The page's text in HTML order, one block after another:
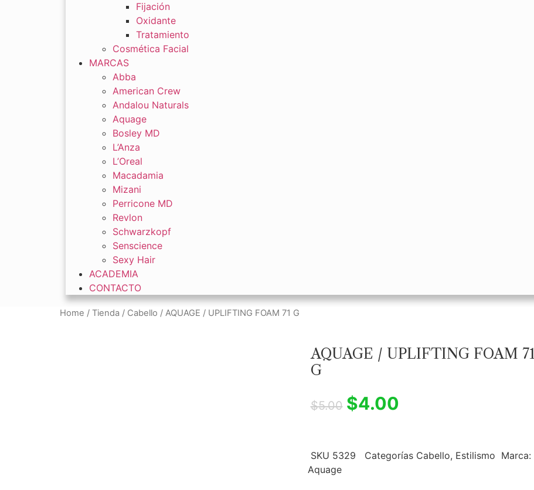
Fijación
Oxidante
Tratamiento
Cosmética Facial
MARCAS
Abba
American Crew
Andalou Naturals
Aquage
Bosley MD
L’Anza
L’Oreal
Macadamia
Mizani
Perricone MD
Revlon
Schwarzkopf
Senscience
Sexy Hair
ACADEMIA
CONTACTO
Home / Tienda / Cabello / AQUAGE / UPLIFTING FOAM 71 G
AQUAGE / UPLIFTING FOAM 71
G
$5.00 $4.00
SKU 5329 Categorías Cabello, Estilismo Marca:
Aquage